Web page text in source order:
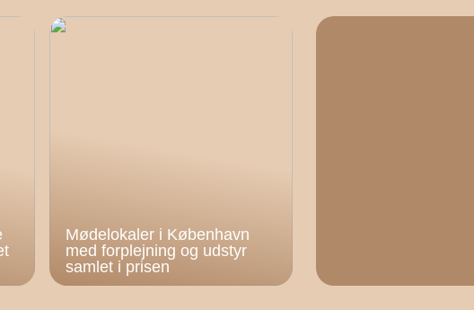
Mødelokaler i København
med forplejning og udstyr
samlet i prisen